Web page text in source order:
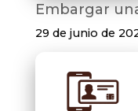
Embargar
29 de junio de